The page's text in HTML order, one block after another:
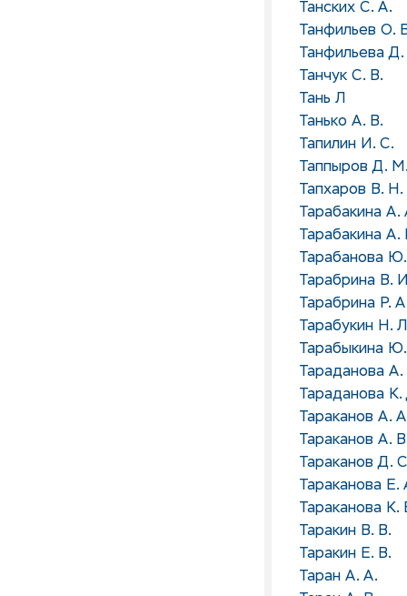
Танских С. А.
Танфильев О.
Танфильева Д.
Танчук С. В.
Тань Л
Танько А. В.
Тапилин И. С.
Таппыров Д. М.
Тапхаров В. Н.
Тарабакина А.
Тарабакина А.
Тарабанова
Тарабрина В.
Тарабрина Р.
Тарабукин Н.
Тарабыкина
Тараданова А.
Тараданова К.
Тараканов А.
Тараканов А.
Тараканов Д.
Тараканова Е.
Тараканова К.
Таракин В. В.
Таракин Е. В.
Таран А. А.